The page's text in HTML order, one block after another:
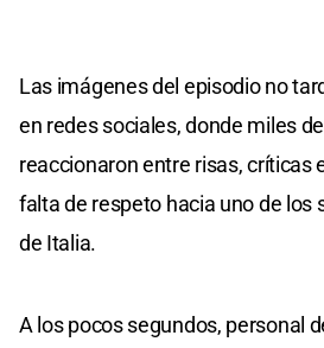
Las imágenes del episodio no
en redes sociales, donde miles
reaccionaron entre risas, críticas
falta de respeto hacia uno de los
de Italia.
A los pocos segundos, personal